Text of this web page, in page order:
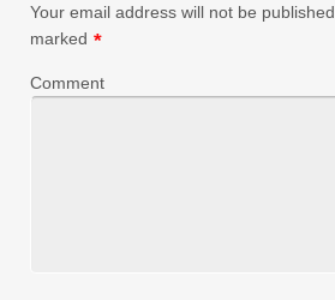
Your email address will not be published.
marked *
Comment